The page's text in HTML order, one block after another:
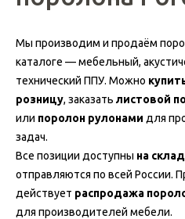
Мы производим и продаём
каталоге — мебельный,
технический ППУ. Можно
розницу, заказать листовой
или поролон рулонами для
задач.
Все позиции доступны на
отправляются по всей России.
действует распродажа
для производителей мебели.